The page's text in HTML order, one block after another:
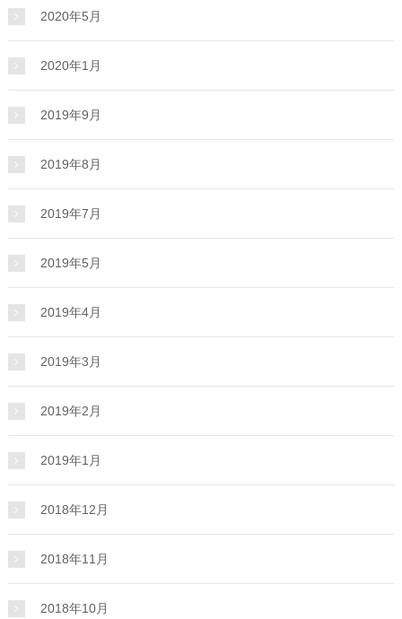
2020年5月
2020年1月
2019年9月
2019年8月
2019年7月
2019年5月
2019年4月
2019年3月
2019年2月
2019年1月
2018年12月
2018年11月
2018年10月